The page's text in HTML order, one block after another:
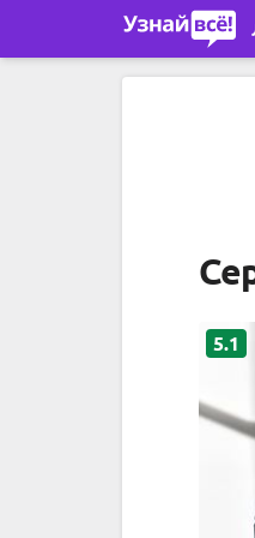
Перейти к основному
5.1